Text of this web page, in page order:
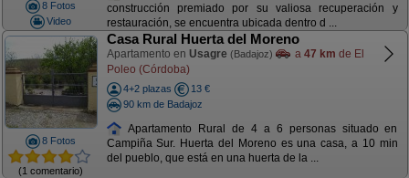
8 Fotos
Video
construcción premiado por su valiosa recuperación y
restauración, se encuentra ubicada dentro d ...
8 Fotos
(1 comentario)
Casa Rural Huerta del Moreno
Apartamento en Usagre (Badajoz) a 47 km de El
Poleo (Córdoba)
4+2 plazas
13 €
90 km de Badajoz
Apartamento Rural de 4 a 6 personas situado en
Campiña Sur. Huerta del Moreno es una casa, a 10 min
del pueblo, que está en una huerta de la ...